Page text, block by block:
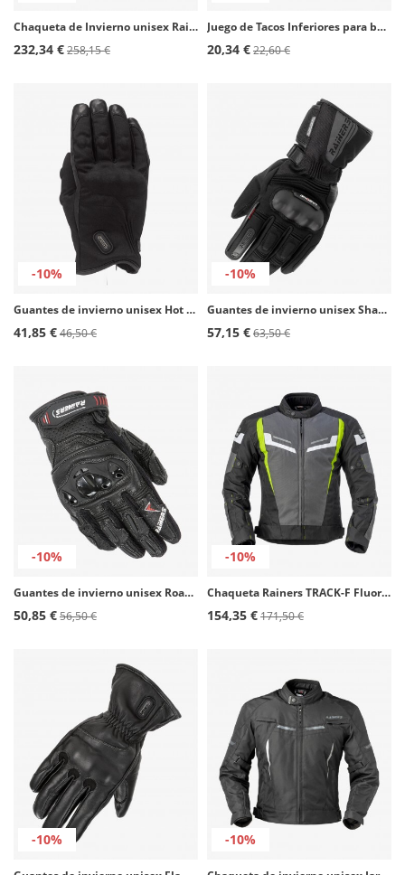
Chaqueta de Invierno unisex Rainers Trivor gris
232,34 €258,15 €
Juego de Tacos Inferiores para botas Rainers: 945, 999 y Five Two. Ref: 003
20,34 €22,60 €
-10%
Guantes de invierno unisex Hot de Rainers en color negro
41,85 €46,50 €
-10%
Guantes de invierno unisex Shadow de Rainers en color negro
57,15 €63,50 €
-10%
Guantes de invierno unisex Road de Rainers en color negro
50,85 €56,50 €
-10%
Chaqueta Rainers TRACK-F Fluor Racing
154,35 €171,50 €
-10% -10%